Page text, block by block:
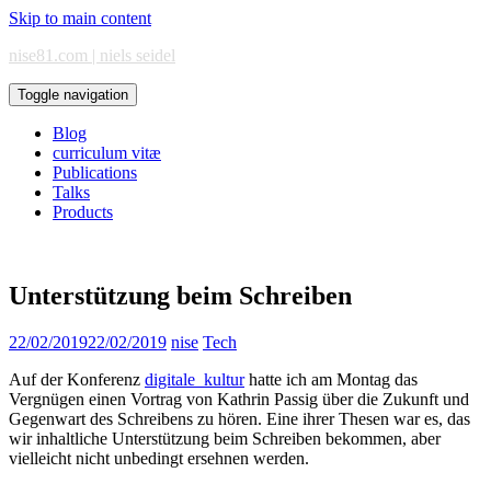
Skip to main content
nise81.com | niels seidel
Toggle navigation
Blog
curriculum vitæ
Publications
Talks
Products
Unterstützung beim Schreiben
22/02/201922/02/2019 nise Tech
Auf der Konferenz digitale_kulturhatte ich am Montag das
Vergnügen einen Vortrag von Kathrin Passig über die Zukunft und
Gegenwart des Schreibens zu hören. Eine ihrer Thesen war es, das
wir inhaltliche Unterstützung beim Schreiben bekommen, aber
vielleicht nicht unbedingt ersehnen werden.